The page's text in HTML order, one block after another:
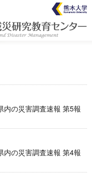
内の災害調査速報 第5報
内の災害調査速報 第4報